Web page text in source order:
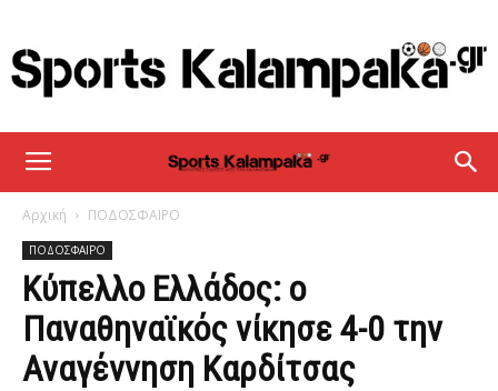
sportskalampaka
Αρχική ΠΟΔΟΣΦΑΙΡΟ
ΠΟΔΟΣΦΑΙΡΟ
Κύπελλο Ελλάδος: ο
Παναθηναϊκός νίκησε 4-0 την
Αναγέννηση Καρδίτσας